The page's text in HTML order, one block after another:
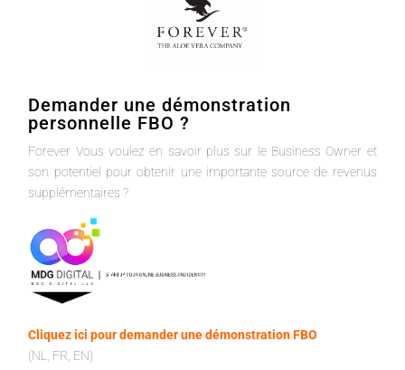
Demander une démonstration
personnelle FBO ?
Forever Vous voulez en savoir plus sur le Business Owner et
son potentiel pour obtenir une importante source de revenus
supplémentaires ?
Cliquez ici pour demander une démonstration FBO
(NL, FR, EN)